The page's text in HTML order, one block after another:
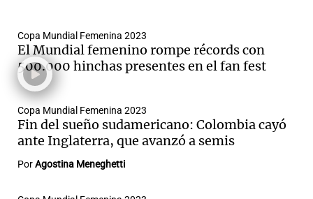
Copa Mundial Femenina 2023
El Mundial femenino rompe récords con
500.000 hinchas presentes en el fan fest
Copa Mundial Femenina 2023
Fin del sueño sudamericano: Colombia cayó
ante Inglaterra, que avanzó a semis
PorAgostina Meneghetti